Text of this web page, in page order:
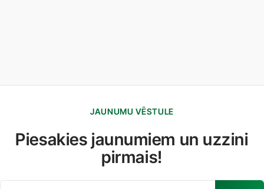
JAUNUMU VĒSTULE
Piesakies jaunumiem un uzzini
pirmais!